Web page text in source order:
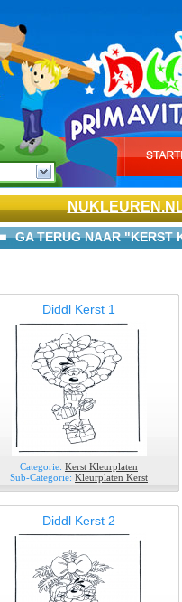
GA TERUG NAAR "KERST
Diddl Kerst 1
Categorie: Kerst Kleurplaten
Sub-Categorie: Kleurplaten Kerst
Diddl Kerst 2